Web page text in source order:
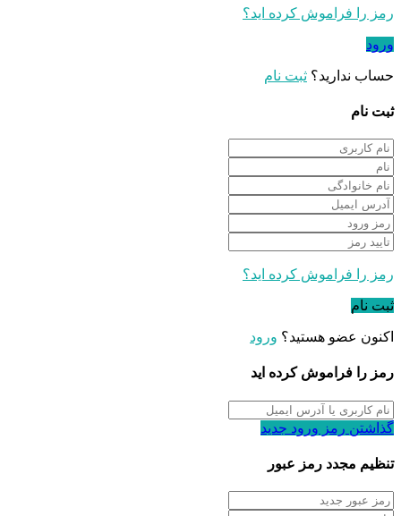
رمز را فراموش کرده اید؟
ورود
حساب ندارید؟ ثبت نام
ثبت نام
رمز را فراموش کرده اید؟
ثبت نام
اکنون عضو هستید؟ ورود
رمز را فراموش کرده اید
گذاشتن رمز ورود جدید
تنظیم مجدد رمز عبور